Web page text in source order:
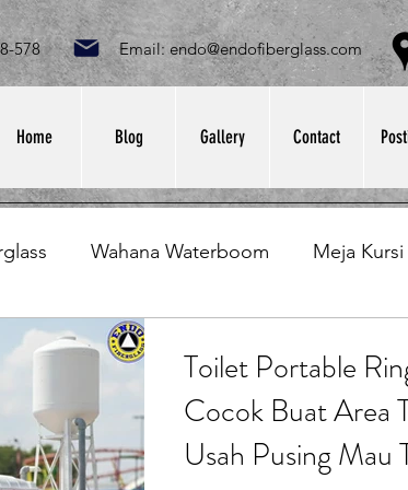
6988-578 Email:endo@endofiberglass.com
Home Blog Gallery Contact
Wahana Waterboom Meja
Sirkus Waterplay
Fiberglass Lining Fiberglass Ilmu
Toilet Portable
Cocok Buat Area
Usah Pusing Mau